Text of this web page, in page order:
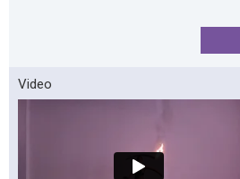
Video